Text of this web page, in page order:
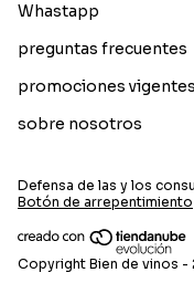
Whastapp
preguntas frecuentes
promociones vigentes
sobre nosotros
Defensa de las y los
Botón de arrepentimiento
Copyright Bien de vinos